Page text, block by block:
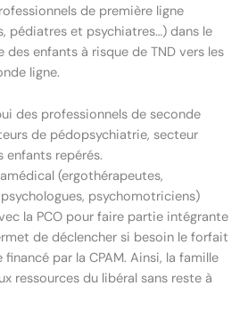
de première ligne
pédiatres et psychiatres…) dans le
des enfants à risque de TND vers les
ligne.
des professionnels de seconde
de pédopsychiatrie, secteur
enfants repérés.
(ergothérapeutes,
psychomotriciens)
la PCO pour faire partie intégrante
de déclencher si besoin le forfait
par la CPAM. Ainsi, la famille
ressources du libéral sans reste à